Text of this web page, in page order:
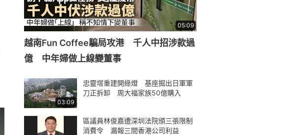
05:09
越南Fun Coffee騙局攻港 千人中招涉款過
億 中年婦做上線變董事
03:09
忠靈塔重建開綠燈 基座掘出日軍軍
刀正拆卸 周大福家族50億購入
區議員林俊嘉遭深圳法院頒三張限制
消費令 漏報三間香港公司利益